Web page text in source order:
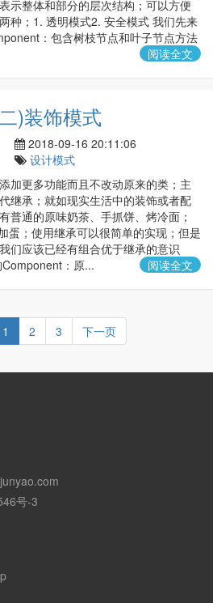
示整体和部分的层次结构；可以方便
种；1. 透明模式2. 安全模式 我们先来
：包含树枝节点和叶子节点方法
阅读全文
)装饰模式
2018-09-16 20:11:06
设计模式
加更多功能而且不改动原来的类；主
继承；就如现实生活中的装饰或者配
普通的原味奶茶、手抓饼、烤冷面；
蛋；使用继承可以很简单的实现；但是
们应该已经有组合优于继承的意识
：原...
阅读全文
1 2 3 下一页
号-3